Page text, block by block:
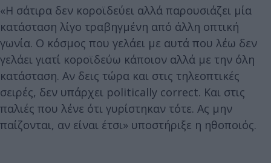
«Η σάτιρα δεν κοροϊδεύει αλλά παρουσιάζει μία
κατάσταση λίγο τραβηγμένη από άλλη οπτική
γωνία. Ο κόσμος που γελάει με αυτά που λέω δεν
γελάει γιατί κοροϊδεύω κάποιον αλλά με την όλη
κατάσταση. Αν δεις τώρα και στις τηλεοπτικές
σειρές, δεν υπάρχει politically correct. Και στις
παλιές που λένε ότι γυρίστηκαν τότε. Ας μην
παίζονται, αν είναι έτσι» υποστήριξε η ηθοποιός.